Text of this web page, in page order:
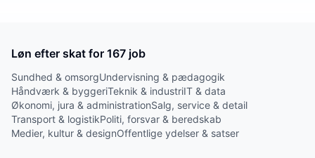
Løn efter skat for 167 job
Sundhed & omsorgUndervisning & pædagogik
Håndværk & byggeriTeknik & industriIT & data
Økonomi, jura & administrationSalg, service & detail
Transport & logistikPoliti, forsvar & beredskab
Medier, kultur & designOffentlige ydelser & satser